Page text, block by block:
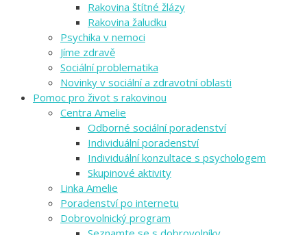
Rakovina štítné žlázy
Rakovina žaludku
Psychika v nemoci
Jíme zdravě
Sociální problematika
Novinky v sociální a zdravotní oblasti
Pomoc pro život s rakovinou
Centra Amelie
Odborné sociální poradenství
Individuální poradenství
Individuální konzultace s psychologem
Skupinové aktivity
Linka Amelie
Poradenství po internetu
Dobrovolnický program